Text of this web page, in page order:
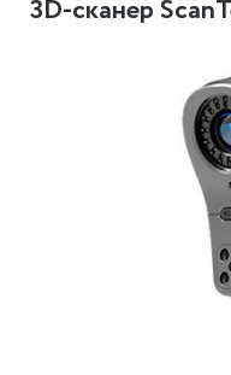
3D-сканер